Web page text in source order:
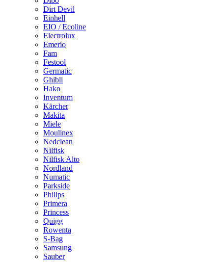
Dirt Devil
Einhell
EIO / Ecoline
Electrolux
Emerio
Fam
Festool
Germatic
Ghibli
Hako
Inventum
Kärcher
Makita
Miele
Moulinex
Nedclean
Nilfisk
Nilfisk Alto
Nordland
Numatic
Parkside
Philips
Primera
Princess
Quigg
Rowenta
S-Bag
Samsung
Sauber